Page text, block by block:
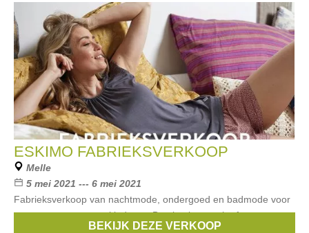
ESKIMO FABRIEKSVERKOOP
Melle
5 mei 2021 --- 6 mei 2021
Fabrieksverkoop van nachtmode, ondergoed en badmode voor
mannen, vrouwen en kinderen. Betalen kan cash of met
BEKIJK DEZE VERKOOP